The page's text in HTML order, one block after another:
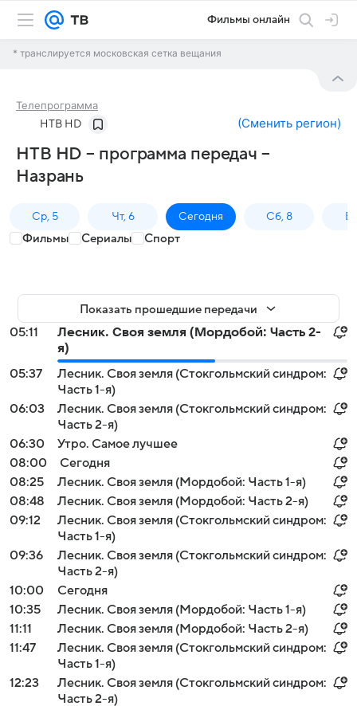
Фильмы онлайн
* транслируется московская сетка вещания
Телепрограмма
НТВ HD (Сменить регион)
НТВ HD – программа передач –
Назрань
Ср, 5 Чт, 6 Сегодня Сб, 8
Фильмы Сериалы Спорт
Показать прошедшие передачи
05:11
Лесник. Своя земля (Мордобой: Часть 2-
я)
05:37
Лесник. Своя земля (Стокгольмский синдром:
Часть 1-я)
06:03
Лесник. Своя земля (Стокгольмский синдром:
Часть 2-я)
06:30
Утро. Самое лучшее
08:00
Сегодня
08:25
Лесник. Своя земля (Мордобой: Часть 1-я)
08:48
Лесник. Своя земля (Мордобой: Часть 2-я)
09:12
Лесник. Своя земля (Стокгольмский синдром:
Часть 1-я)
09:36
Лесник. Своя земля (Стокгольмский синдром:
Часть 2-я)
10:00
Сегодня
10:35
Лесник. Своя земля (Мордобой: Часть 1-я)
11:11
Лесник. Своя земля (Мордобой: Часть 2-я)
11:47
Лесник. Своя земля (Стокгольмский синдром:
Часть 1-я)
12:23
Лесник. Своя земля (Стокгольмский синдром:
Часть 2-я)